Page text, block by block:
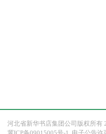
河北省新华书店集团公司版权所有